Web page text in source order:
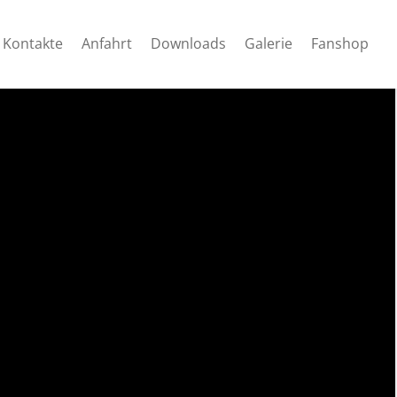
Kontakte Anfahrt Downloads Galerie Fanshop